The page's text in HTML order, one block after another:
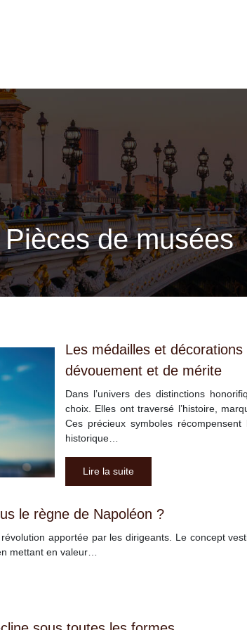
Pièces de musées
Les médailles et
dévouement et de mérite
Dans l’univers des distinctions
choix. Elles ont traversé l’histoire,
Ces précieux symboles
historique…
Lire la suite
le règne de Napoléon ?
apportée par les dirigeants. Le concept
mettant en valeur…